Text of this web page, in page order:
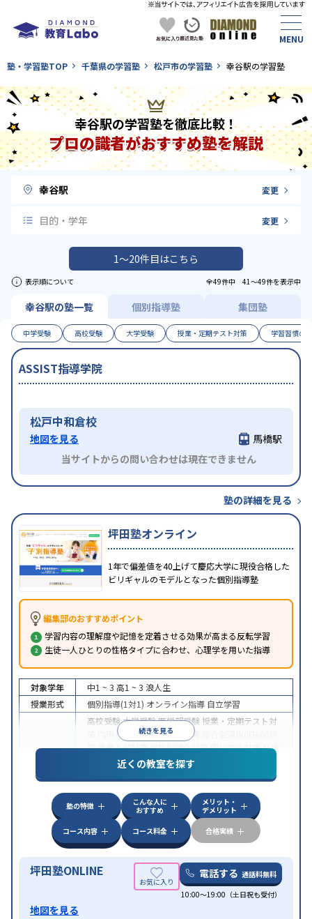
塾・学習塾TOP 千葉県の学習塾 松戸市の学習塾 幸谷駅の学習塾
幸谷駅の学習塾を徹底比較！
プロの識者がおすすめ塾を解説
幸谷駅 変更
目的・学年 変更
1〜20件目はこちら
表示順について 全49件中 41〜49件を表示中
幸谷駅の塾一覧 個別指導塾 集団塾
中学受験 高校受験 大学受験 授業・定期テスト対策 学習習慣の
ASSIST指導学院
松戸中和倉校
地図を見る
馬橋駅
当サイトからの問い合わせは現在できません
塾の詳細を見る
坪田塾オンライン
1年で偏差値を40上げて慶応大学に現役合格した
ビリギャルのモデルとなった個別指導塾
編集部のおすすめポイント
学習内容の理解度や記憶を定着させる効果が高まる反転学習
生徒一人ひとりの性格タイプに合わせ、心理学を用いた指導
続きを見る
対象学年 中1 ~ 3 高1 ~ 3 浪人生
授業形式
個別指導(1対1) オンライン指導 自立学習
高校受験大学受験医学部受験 授業・定期テスト対
内申点対策学習習慣の定着
策推薦入試対策学校別特化対策国公立大対策私大
共通テスト対策英検(英語検定)対策
その
特徴
中高一貫校生に対応授業の振替可能 不登校生に対
学習にPC・タブレットを利用オンライン対応
科目から受講可能季節講習のみの受講可発達障害
の子どもに対応
近くの教室を探す
塾の特徴
こんな人に
おすすめ
メリット・
デメリット
コース内容
コース料金 合格実績
坪田塾ONLINE 電話する 通話料無料
10:00～19:00（土日祝も受付）
地図を見る